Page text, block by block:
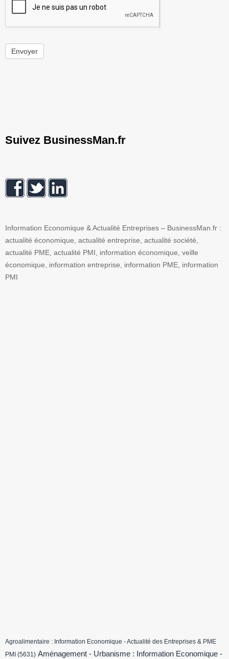
Envoyer
Suivez BusinessMan.fr
Information Economique & Actualité Entreprises – BusinessMan.fr :
actualité économique, actualité entreprise, actualité société,
actualité PME, actualité PMI, information économique, veille
économique, information entreprise, information PME, information
PMI
Agroalimentaire : Information Economique - Actualité des Entreprises & PME
PMI (5631) Aménagement - Urbanisme : Information Economique -